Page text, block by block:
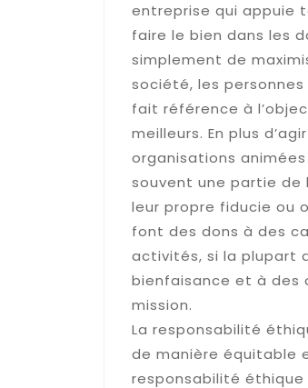
entreprise qui appuie
faire le bien dans les
simplement de
société, les
fait référence à
meilleurs. En plus
organisations
souvent une partie de
leur propre fiducie ou
font des dons à des
activités, si la plupart
bienfaisance et à des
mission.
La responsabilité
de manière équitable
responsabilité